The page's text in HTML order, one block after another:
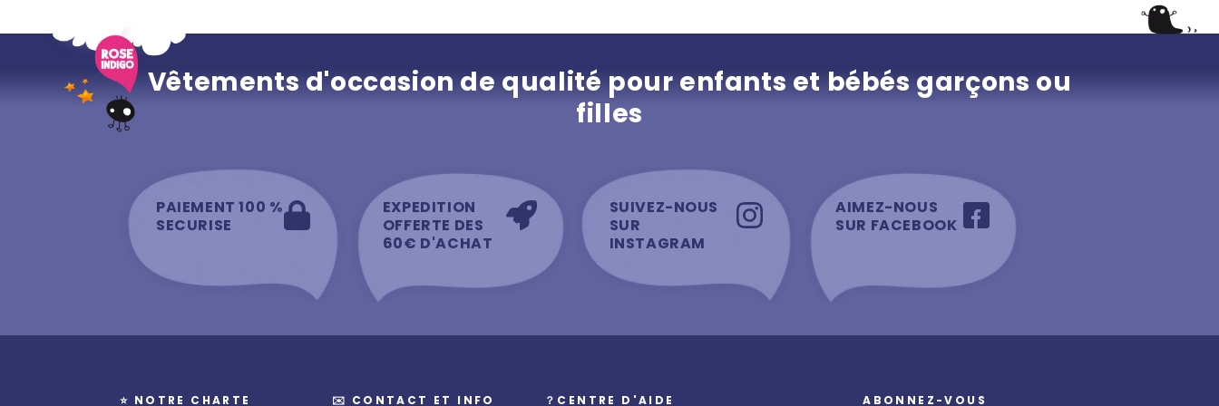
Vêtements d'occasion de qualité pour enfants et bébés garçons ou
filles
PAIEMENT 100 %
SECURISE
EXPEDITION
OFFERTE DES
60€ D'ACHAT
SUIVEZ-NOUS
SUR
INSTAGRAM
AIMEZ-NOUS
SUR FACEBOOK
⭐️ NOTRE CHARTE ✉️ CONTACT ET INFO ？CENTRE D'AIDE ABONNEZ-VOUS